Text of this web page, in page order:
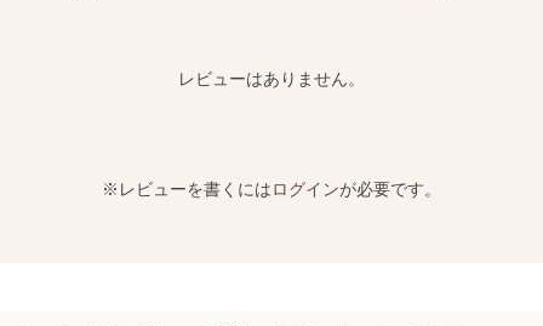
レビューはありません。
※レビューを書くにはログインが必要です。